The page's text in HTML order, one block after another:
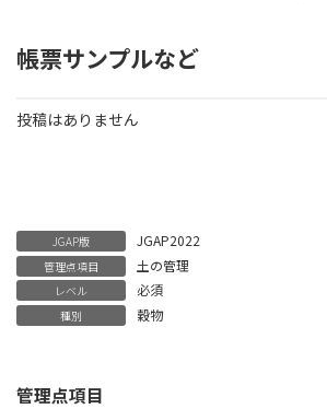
帳票サンプルなど
投稿はありません
JGAP版 JGAP2022
管理点項目 土の管理
レベル 必須
種別 穀物
管理点項目